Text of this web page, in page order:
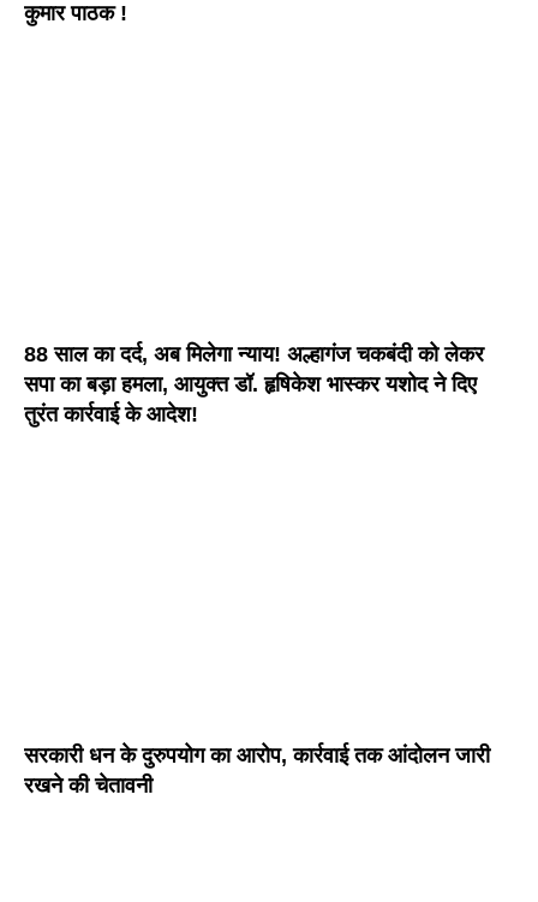
कुमार पाठक !
88 साल का दर्द, अब मिलेगा न्याय! अल्हागंज चकबंदी को लेकर
सपा का बड़ा हमला, आयुक्त डॉ. हृषिकेश भास्कर यशोद ने दिए
तुरंत कार्रवाई के आदेश!
सरकारी धन के दुरुपयोग का आरोप, कार्रवाई तक आंदोलन जारी
रखने की चेतावनी